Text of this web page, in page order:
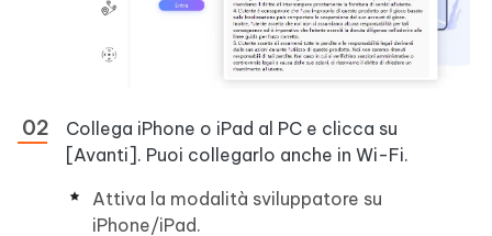
Collega iPhone o iPad al PC e clicca su
[Avanti]. Puoi collegarlo anche in Wi-Fi.
Attiva la modalità sviluppatore su
iPhone/iPad.